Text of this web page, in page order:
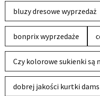
bluzy dresowe wyprzedaż
bonprix wyprzedaże
Czy kolorowe sukienki są
dobrej jakości kurtki